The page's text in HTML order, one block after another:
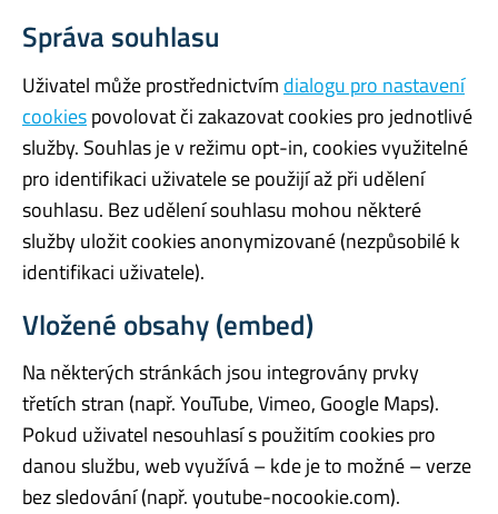
Správa souhlasu
Uživatel může prostřednictvím dialogu pro nastavení
cookiespovolovat či zakazovat cookies pro jednotlivé
služby. Souhlas je v režimu opt-in, cookies využitelné
pro identifikaci uživatele se použijí až při udělení
souhlasu. Bez udělení souhlasu mohou některé
služby uložit cookies anonymizované (nezpůsobilé k
identifikaci uživatele).
Vložené obsahy (embed)
Na některých stránkách jsou integrovány prvky
třetích stran (např. YouTube, Vimeo, Google Maps).
Pokud uživatel nesouhlasí s použitím cookies pro
danou službu, web využívá – kde je to možné – verze
bez sledování (např. youtube-nocookie.com).